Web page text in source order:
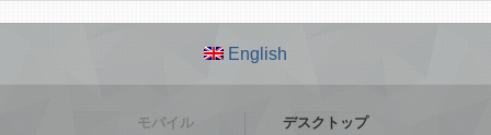
English
モバイル デスクトップ